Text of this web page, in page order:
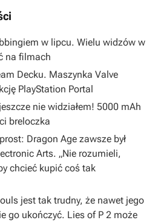
w lipcu. Wielu widzów w
na filmach
Decku. Maszynka Valve
PlayStation Portal
nie widziałem! 5000 mAh
breloczka
Dragon Age zawsze był
Arts. „Nie rozumieli,
chcieć kupić coś tak
jest tak trudny, że nawet jego
go ukończyć. Lies of P 2 może